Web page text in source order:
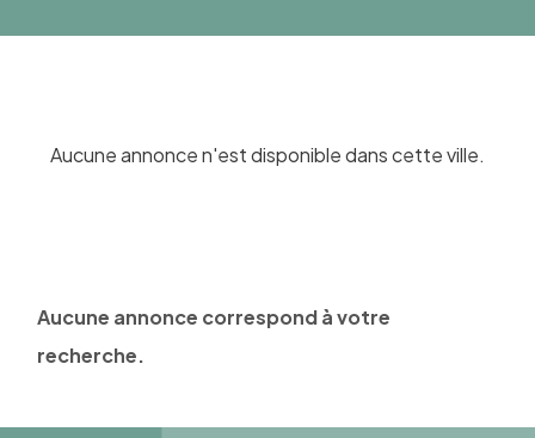
Aucune annonce n'est disponible dans cette ville.
Aucune annonce correspond à votre
recherche.